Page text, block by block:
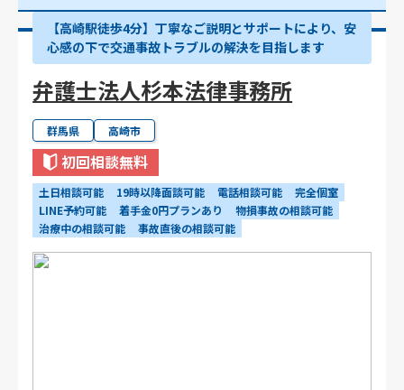
【高崎駅徒歩4分】丁寧なご説明とサポートにより、安
心感の下で交通事故トラブルの解決を目指します
弁護士法人杉本法律事務所
群馬県 高崎市
初回相談無料
土日相談可能 19時以降面談可能 電話相談可能
完全個室
LINE予約可能
着手金0円プランあり
物損事故の相談可能
治療中の相談可能
事故直後の相談可能